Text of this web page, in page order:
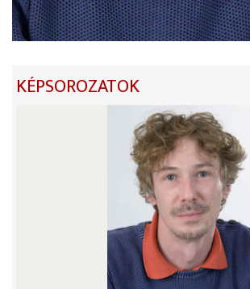
KÉPSOROZATOK